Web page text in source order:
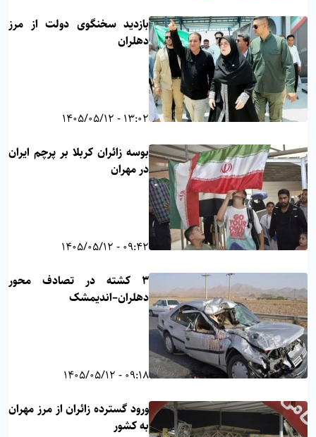
بازدید سخنگوی دولت از مرز
دهلران
13:02 - 1405/05/12
بوسه زائران کربلا بر پرچم ایران
در مهران
09:42 - 1405/05/12
۳ کشته در تصادف محور
دهلران–اندیمشک
09:18 - 1405/05/12
ورود گسترده زائران از مرز مهران
به کشور